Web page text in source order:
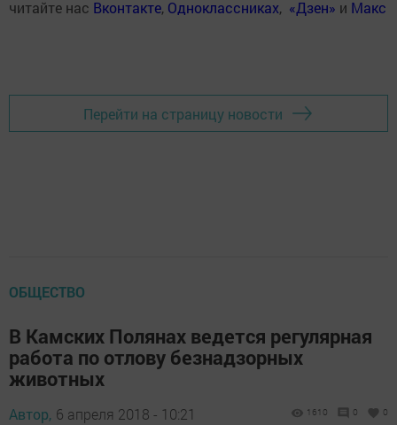
читайте нас Вконтакте, Одноклассниках, «Дзен» и Макс
Перейти на страницу новости
ОБЩЕСТВО
В Камских Полянах ведется регулярная
работа по отлову безнадзорных
животных
Автор, 6 апреля 2018 - 10:21 1610 0 0